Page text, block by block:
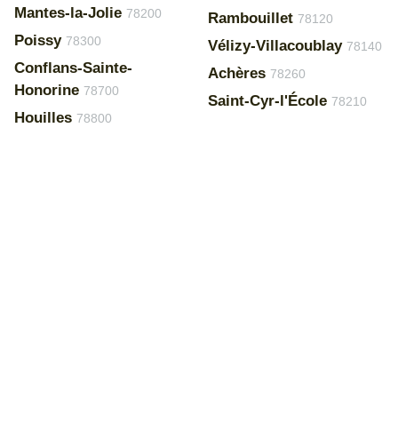
Mantes-la-Jolie 78200
Poissy 78300
Conflans-Sainte-
Honorine 78700
Houilles 78800
Rambouillet 78120
Vélizy-Villacoublay 78140
Achères 78260
Saint-Cyr-l'École 78210